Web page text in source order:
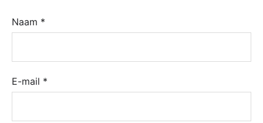
Naam *
E-mail *